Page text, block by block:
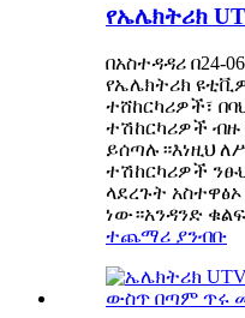
የኤሌክትሪክ
በአስተዳዳሪ በ24-
የኤሌክትሪክ
ተሸከርካሪዎች፣
ተሽከርካሪዎች ብዙ
ይሰጣሉ።እነዚህ
ተሽከርካሪዎች
ላደረጉት
ነው።አንዳንድ
ተጨማሪ ያንብቡ